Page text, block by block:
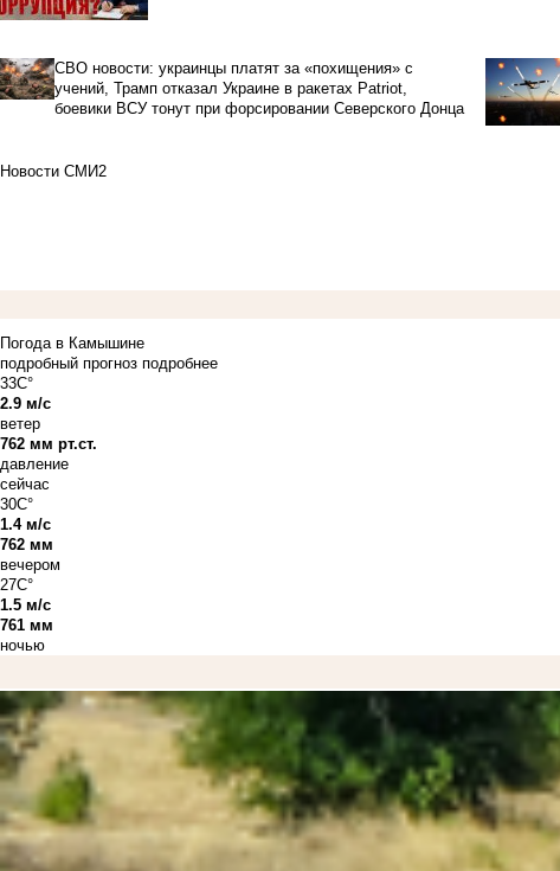
СВО новости: украинцы платят за «похищения» с
учений, Трамп отказал Украине в ракетах Patriot,
боевики ВСУ тонут при форсировании Северского Донца
Новости СМИ2
Погода в Камышине
подробный прогноз подробнее
33C°
2.9 м/с
ветер
762 мм рт.ст.
давление
сейчас
30C°
1.4 м/с
762 мм
вечером
27C°
1.5 м/с
761 мм
ночью